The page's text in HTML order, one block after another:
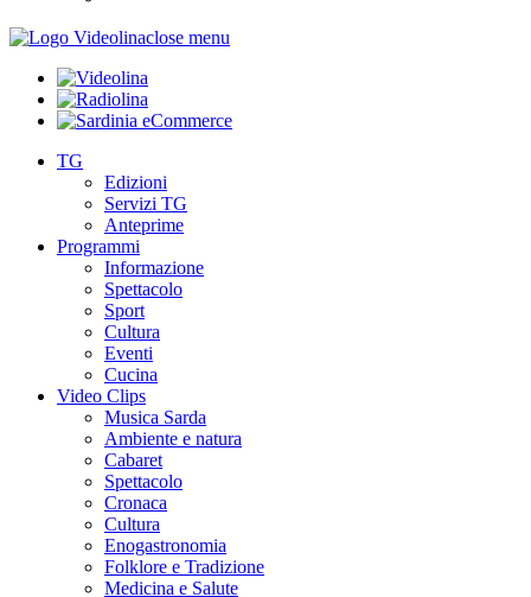
close menu
TG
Edizioni
Servizi TG
Anteprime
Programmi
Informazione
Spettacolo
Sport
Cultura
Eventi
Cucina
Video Clips
Musica Sarda
Ambiente e natura
Cabaret
Spettacolo
Cronaca
Cultura
Enogastronomia
Folklore e Tradizione
Medicina e Salute